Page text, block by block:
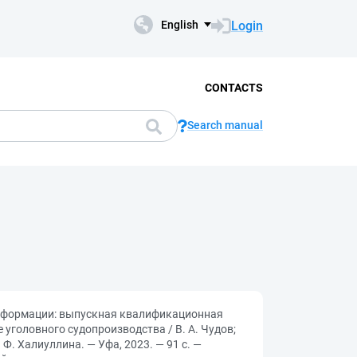
English Login
CONTACTS
Search manual
выпускная квалификационная
судопроизводства / В. А. Чудов;
Ф. Халиуллина. — Уфа, 2023. — 91 с. —